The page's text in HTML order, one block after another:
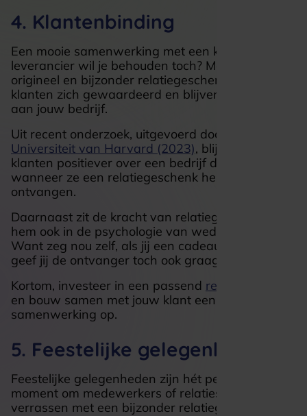
4. Klantenbinding
Een mooie samenwerking met een klant of
leverancier wil je behouden toch? Met een
origineel en bijzonder relatiegeschenk voelen
klanten zich gewaardeerd en blijven ze loyaal
aan jouw bedrijf.
Uit recent onderzoek, uitgevoerd door de
Universiteit van Harvard (2023), blijkt dat
klanten positiever over een bedrijf denken
wanneer ze een relatiegeschenk hebben
ontvangen.
Daarnaast zit de kracht van relatiegeschenken
hem ook in de psychologie van wederkerigheid.
Want zeg nou zelf, als jij een cadeau ontvangt,
geef jij de ontvanger toch ook graag iets terug?
Kortom, investeer in een passend relatiegeschenk
en bouw samen met jouw klant een langdurige
samenwerking op.
5. Feestelijke gelegenheden
Feestelijke gelegenheden zijn hét perfecte
moment om medewerkers of relaties te
verrassen met een bijzonder relatiegeschenk.